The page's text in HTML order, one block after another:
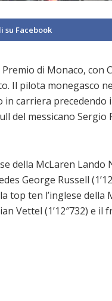
su Facebook
di Monaco, con
Il pilota monegasco
in carriera
del messicano
della McLaren Lando
George Russell
top ten l’inglese
Vettel (1’12″732) e il